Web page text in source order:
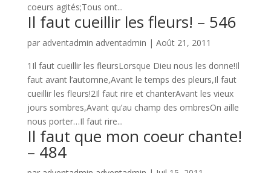
coeurs agités;Tous ont...
Il faut cueillir les fleurs! – 546
par adventadmin adventadmin | Août 21, 2011
1Il faut cueillir les fleursLorsque Dieu nous les donne!Il
faut avant l’automne,Avant le temps des pleurs,Il faut
cueillir les fleurs!2Il faut rire et chanterAvant les vieux
jours sombres,Avant qu’au champ des ombresOn aille
nous porter…Il faut rire...
Il faut que mon coeur chante!
– 484